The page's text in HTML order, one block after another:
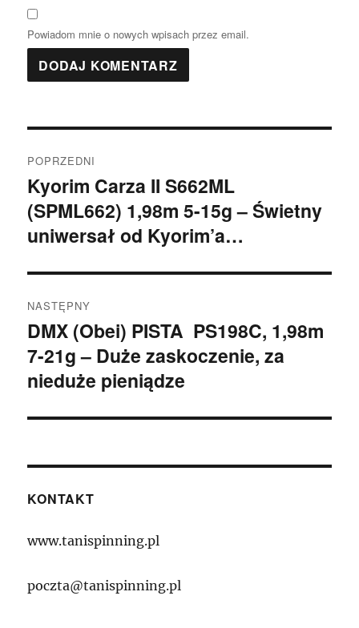
Powiadom mnie o nowych wpisach przez email.
wpisu
POPRZEDNI
Poprzedni
wpis:
Kyorim Carza II S662ML
(SPML662) 1,98m 5-15g – Świetny
uniwersał od Kyorim’a…
NASTĘPNY
Następny
wpis:
DMX (Obei) PISTA PS198C, 1,98m
7-21g – Duże zaskoczenie, za
nieduże pieniądze
KONTAKT
www.tanispinning.pl
poczta@tanispinning.pl